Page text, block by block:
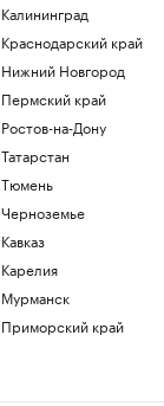
Калининград
Краснодарский край
Нижний Новгород
Пермский край
Ростов-на-Дону
Татарстан
Тюмень
Черноземье
Кавказ
Карелия
Мурманск
Приморский край